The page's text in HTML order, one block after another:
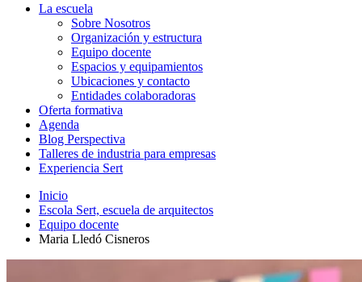
La escuela
Sobre Nosotros
Organización y estructura
Equipo docente
Espacios y equipamientos
Ubicaciones y contacto
Entidades colaboradoras
Oferta formativa
Agenda
Blog Perspectiva
Talleres de industria para empresas
Experiencia Sert
Inicio
Escola Sert, escuela de arquitectos
Equipo docente
Maria Lledó Cisneros